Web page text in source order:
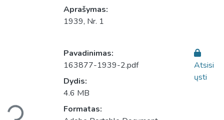
Aprašymas:
1939, Nr. 1
Įkeliama...
Pavadinimas:
163877-1939-2.pdf
Dydis:
4.6 MB
Formatas:
Atsisi
ųsti